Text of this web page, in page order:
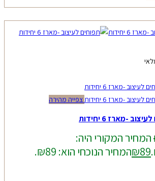
צפייה מהירה
-מארז 6 יחידות
המחיר המקורי היה:
₪89 המחיר הנוכחי הוא: ₪89.